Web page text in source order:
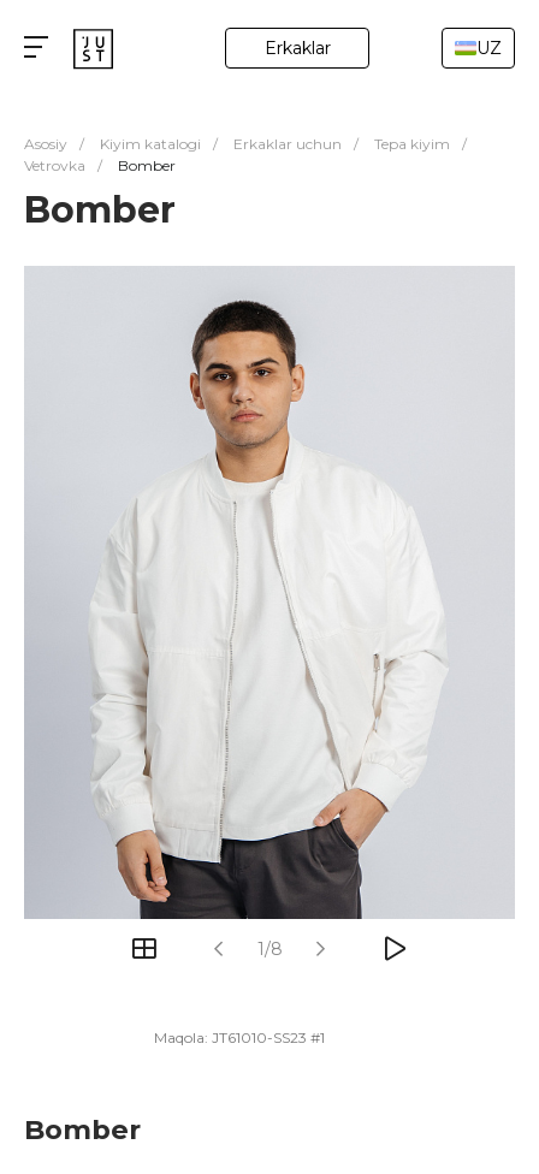
Erkaklar UZ
Asosiy / Kiyim katalogi / Erkaklar uchun / Tepa kiyim
/
Vetrovka
/ Bomber
Bomber
1/8
Maqola: JT61010-SS23 #1
Bomber